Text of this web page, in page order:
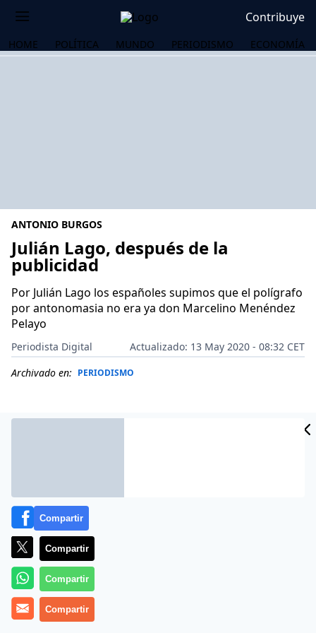
Contribuye
HOME POLÍTICA MUNDO PERIODISMO ECONOMÍA
ANTONIO BURGOS
Julián Lago, después de la
publicidad
Por Julián Lago los españoles supimos que el polígrafo
por antonomasia no era ya don Marcelino Menéndez
Pelayo
Periodista Digital
Actualizado: 13 May 2020 - 08:32 CET
Archivado en: PERIODISMO
Más información
Compartir
Compartir
Compartir
Compartir